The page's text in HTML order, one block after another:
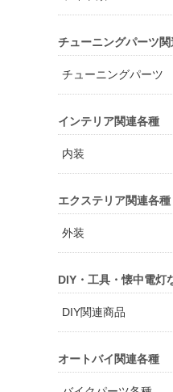
チューニングパーツ
チューニングパーツ
インテリア関連各種
内装
エクステリア関連各種
外装
DIY・工具・懐中電灯
DIY関連商品
オートバイ関連各種